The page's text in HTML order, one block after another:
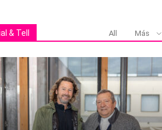
& Tell All Más